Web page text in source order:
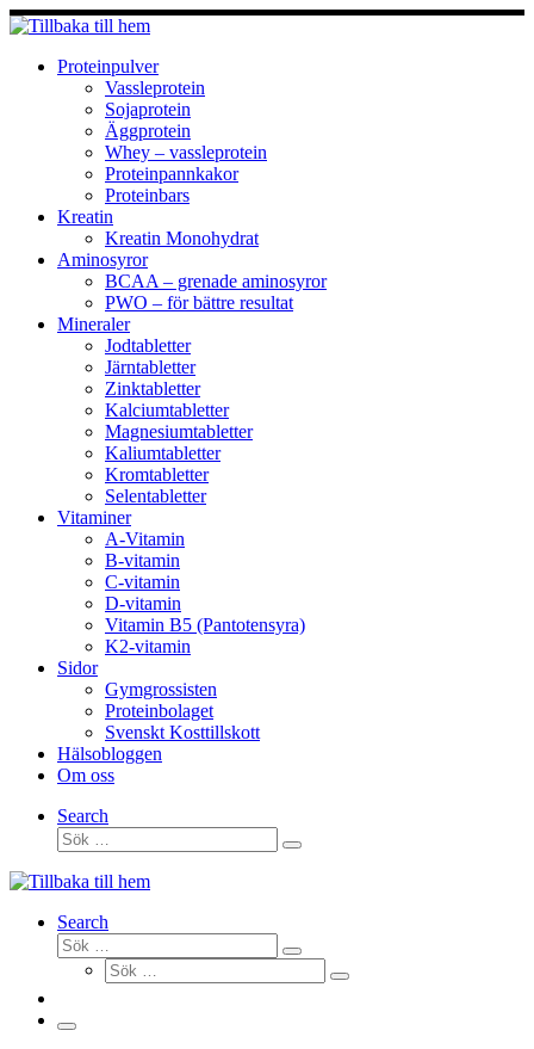
Hoppa
till
innehållProteinpulver
Vassleprotein
Sojaprotein
Äggprotein
Whey – vassleprotein
Proteinpannkakor
Proteinbars
Kreatin
Kreatin Monohydrat
Aminosyror
BCAA – grenade aminosyror
PWO – för bättre resultat
Mineraler
Jodtabletter
Järntabletter
Zinktabletter
Kalciumtabletter
Magnesiumtabletter
Kaliumtabletter
Kromtabletter
Selentabletter
Vitaminer
A-Vitamin
B-vitamin
C-vitamin
D-vitamin
Vitamin B5 (Pantotensyra)
K2-vitamin
Sidor
Gymgrossisten
Proteinbolaget
Svenskt Kosttillskott
Hälsobloggen
Om oss
Search
Sök
Sök
Search
Sök
Sök
Sök
Sök
Meny